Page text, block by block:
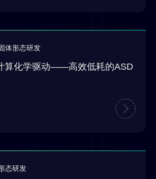
体形态研发
算化学驱动——高效低耗的ASD
态研发